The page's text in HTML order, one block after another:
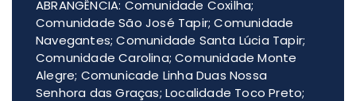
ABRANGÊNCIA: Comunidade Coxilha;
Comunidade São José Tapir; Comunidade
Navegantes; Comunidade Santa Lúcia Tapir;
Comunidade Carolina; Comunidade Monte
Alegre; Comunicade Linha Duas Nossa
Senhora das Graças; Localidade Toco Preto;